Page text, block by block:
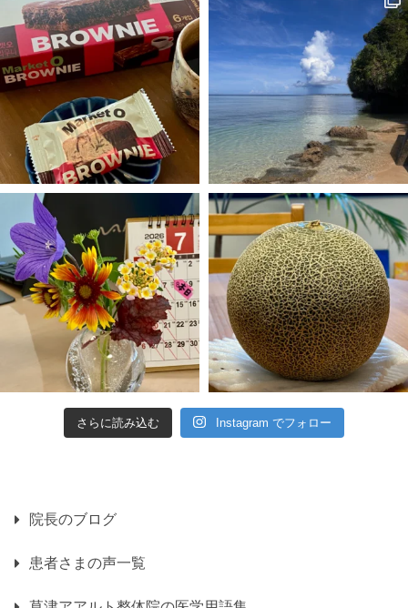
さらに読み込む Instagram でフォロー
院長のブログ
患者さまの声一覧